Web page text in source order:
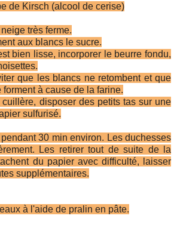
de Kirsch (alcool de cerise)
très ferme.
aux blancs le sucre.
bien lisse, incorporer le beurre fondu,
que les blancs ne retombent et que
à cause de la farine.
disposer des petits tas sur une
sulfurisé.
30 min environ. Les duchesses
Les retirer tout de suite de la
du papier avec difficulté, laisser
supplémentaires.
à l'aide de pralin en pâte.